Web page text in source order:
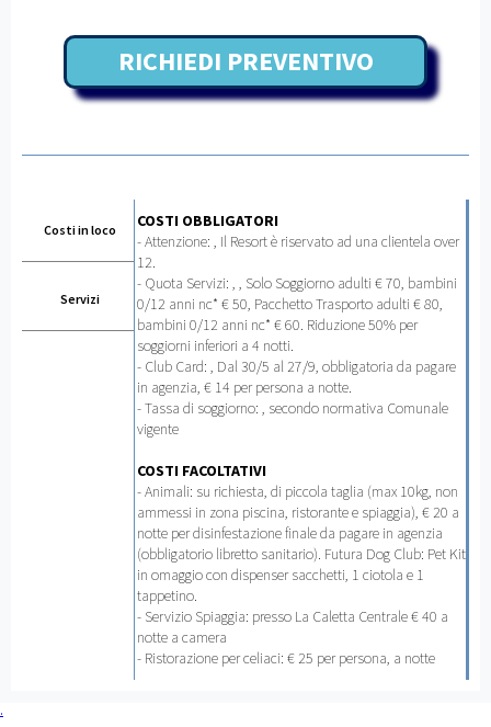
RICHIEDI PREVENTIVO
Costi in loco
Servizi
COSTI OBBLIGATORI
- Attenzione: , Il Resort è riservato ad una clientela over
12.
- Quota Servizi: , , Solo Soggiorno adulti € 70, bambini
0/12 anni nc* € 50, Pacchetto Trasporto adulti € 80,
bambini 0/12 anni nc* € 60. Riduzione 50% per
soggiorni inferiori a 4 notti.
- Club Card: , Dal 30/5 al 27/9, obbligatoria da pagare
in agenzia, € 14 per persona a notte.
- Tassa di soggiorno: , secondo normativa Comunale
vigente
COSTI FACOLTATIVI
- Animali: su richiesta, di piccola taglia (max 10kg, non
ammessi in zona piscina, ristorante e spiaggia), € 20 a
notte per disinfestazione finale da pagare in agenzia
(obbligatorio libretto sanitario). Futura Dog Club: Pet Kit
in omaggio con dispenser sacchetti, 1 ciotola e 1
tappetino.
- Servizio Spiaggia: presso La Caletta Centrale € 40 a
notte a camera
- Ristorazione per celiaci: € 25 per persona, a notte
.